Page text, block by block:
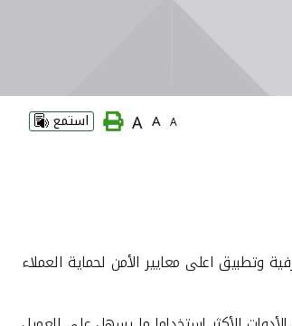
A
A
A استمع
وتطبيق اعلى معايير الأمن لحماية العملاء